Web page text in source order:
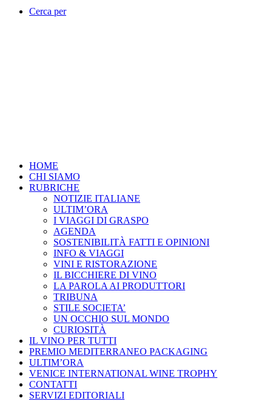
Cerca per
HOME
CHI SIAMO
RUBRICHE
NOTIZIE ITALIANE
ULTIM’ORA
I VIAGGI DI GRASPO
AGENDA
SOSTENIBILITÀ FATTI E OPINIONI
INFO & VIAGGI
VINI E RISTORAZIONE
IL BICCHIERE DI VINO
LA PAROLA AI PRODUTTORI
TRIBUNA
STILE SOCIETA’
UN OCCHIO SUL MONDO
CURIOSITÀ
IL VINO PER TUTTI
PREMIO MEDITERRANEO PACKAGING
ULTIM’ORA
VENICE INTERNATIONAL WINE TROPHY
CONTATTI
SERVIZI EDITORIALI